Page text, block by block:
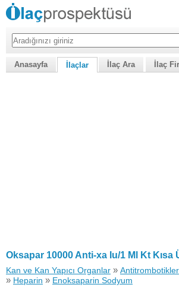
Anasayfa İlaçlar İlaç Ara İlaç
Oksapar 10000 Anti-xa Iu/1 Ml Kt Kısa
Kan ve Kan Yapıcı Organlar » Antitrombotikler
» Heparin » Enoksaparin Sodyum